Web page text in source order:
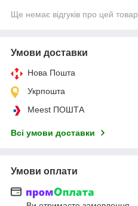
Ще немає відгуків про цей товар
Умови доставки
Нова Пошта
Укрпошта
Meest ПОШТА
Всі умови доставки
Умови оплати